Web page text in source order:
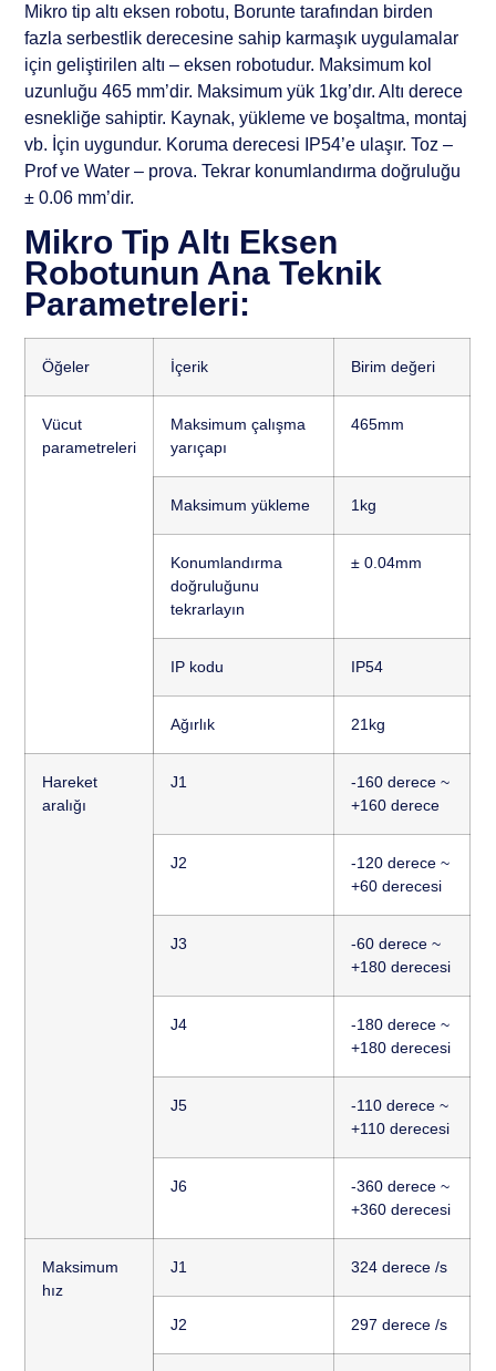
Mikro tip altı eksen robotu, Borunte tarafından birden
fazla serbestlik derecesine sahip karmaşık uygulamalar
için geliştirilen altı – eksen robotudur. Maksimum kol
uzunluğu 465 mm’dir. Maksimum yük 1kg’dır. Altı derece
esnekliğe sahiptir. Kaynak, yükleme ve boşaltma, montaj
vb. İçin uygundur. Koruma derecesi IP54’e ulaşır. Toz –
Prof ve Water – prova. Tekrar konumlandırma doğruluğu
± 0.06 mm’dir.
Mikro Tip Altı Eksen
Robotunun Ana Teknik
Parametreleri:
Öğeler İçerik Birim değeri
Vücut
parametreleri
Maksimum çalışma
yarıçapı
465mm
Maksimum yükleme 1kg
Konumlandırma
doğruluğunu
tekrarlayın
± 0.04mm
IP kodu IP54
Ağırlık 21kg
Hareket
aralığı
J1
-160 derece ~
+160 derece
J2
-120 derece ~
+60 derecesi
J3
-60 derece ~
+180 derecesi
J4
-180 derece ~
+180 derecesi
J5
-110 derece ~
+110 derecesi
J6
-360 derece ~
+360 derecesi
Maksimum
hız
J1 324 derece /s
J2 297 derece /s